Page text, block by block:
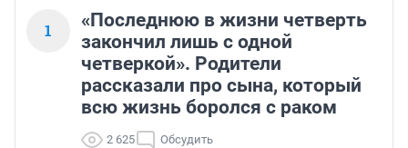
1
«Последнюю в жизни четверть
закончил лишь с одной
четверкой». Родители
рассказали про сына, который
всю жизнь боролся с раком
2 625 Обсудить